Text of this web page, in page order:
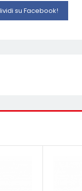
su Facebook!